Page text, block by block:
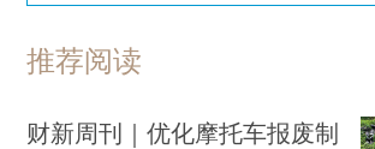
推荐阅读
财新周刊｜优化摩托车报废制